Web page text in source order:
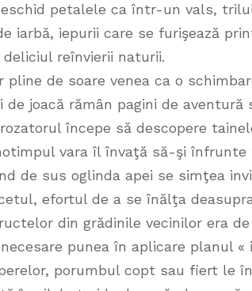
petalele ca într-un vals,
iarbă, iepurii care se furişează
reînvierii naturii.
de soare venea ca o
joacă rămân pagini de aventură
începe să descopere
vara îl învaţă să-şi înfrunte
de sus oglinda apei se simţea
efortul de a se înălţa
din grădinile vecinilor era
punea în aplicare planul «
porumbul copt sau fiert le